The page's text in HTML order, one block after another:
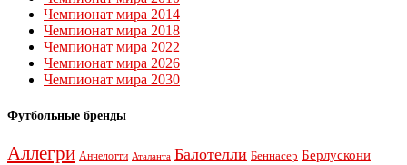
Чемпионат мира 2014
Чемпионат мира 2018
Чемпионат мира 2022
Чемпионат мира 2026
Чемпионат мира 2030
Футбольные бренды
Аллегри Анчелотти Аталанта Балотелли Беннасер Берлускони